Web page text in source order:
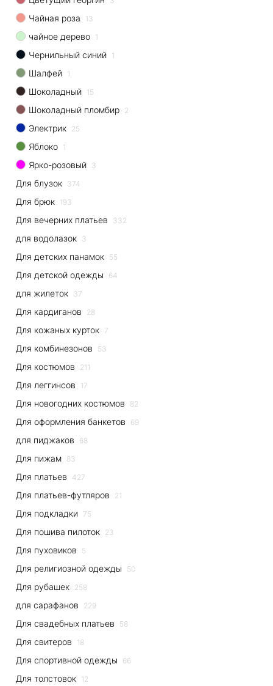
Чайная роза 13
чайное дерево 1
Чернильный синий 1
Шалфей 1
Шоколадный 15
Шоколадный пломбир 2
Электрик 25
Яблоко 1
Ярко-розовый 3
Для блузок 374
Для брюк 193
Для вечерних платьев 332
для водолазок 3
Для детских панамок 55
Для детской одежды 64
для жилеток 37
Для кардиганов 28
Для кожаных курток 7
Для комбинезонов 53
Для костюмов 211
Для леггинсов 17
Для новогодних костюмов 82
Для оформления банкетов 69
для пиджаков 68
Для пижам 83
Для платьев 427
Для платьев-футляров 21
Для подкладки 75
Для пошива пилоток 23
Для пуховиков 5
Для религиозной одежды 50
Для рубашек 258
для сарафанов 229
Для свадебных платьев 58
Для свитеров 18
Для спортивной одежды 66
Для толстовок 12